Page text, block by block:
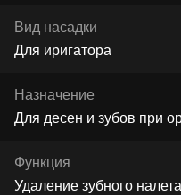
Вид насадки
Для иригатора
Назначение
Для десен и зубов при
Функция
Удаление зубного налета